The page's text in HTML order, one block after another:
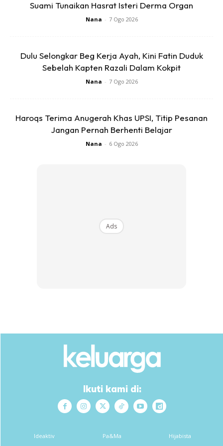
Ads
“Jagalah hati orang yang sayangkan you, hargai
View this post on Instagram
Suami Tunaikan Hasrat Isteri Derma Organ
Nana - 7 Ogo 2026
Dulu Selongkar Beg Kerja Ayah, Kini Fatin Duduk
Sebelah Kapten Razali Dalam Kokpit
Nana - 7 Ogo 2026
Haroqs Terima Anugerah Khas UPSI, Titip Pesanan
Jangan Pernah Berhenti Belajar
Nana - 6 Ogo 2026
Ads
Ikuti kami di:
Ideaktiv Pa&Ma Hijabista